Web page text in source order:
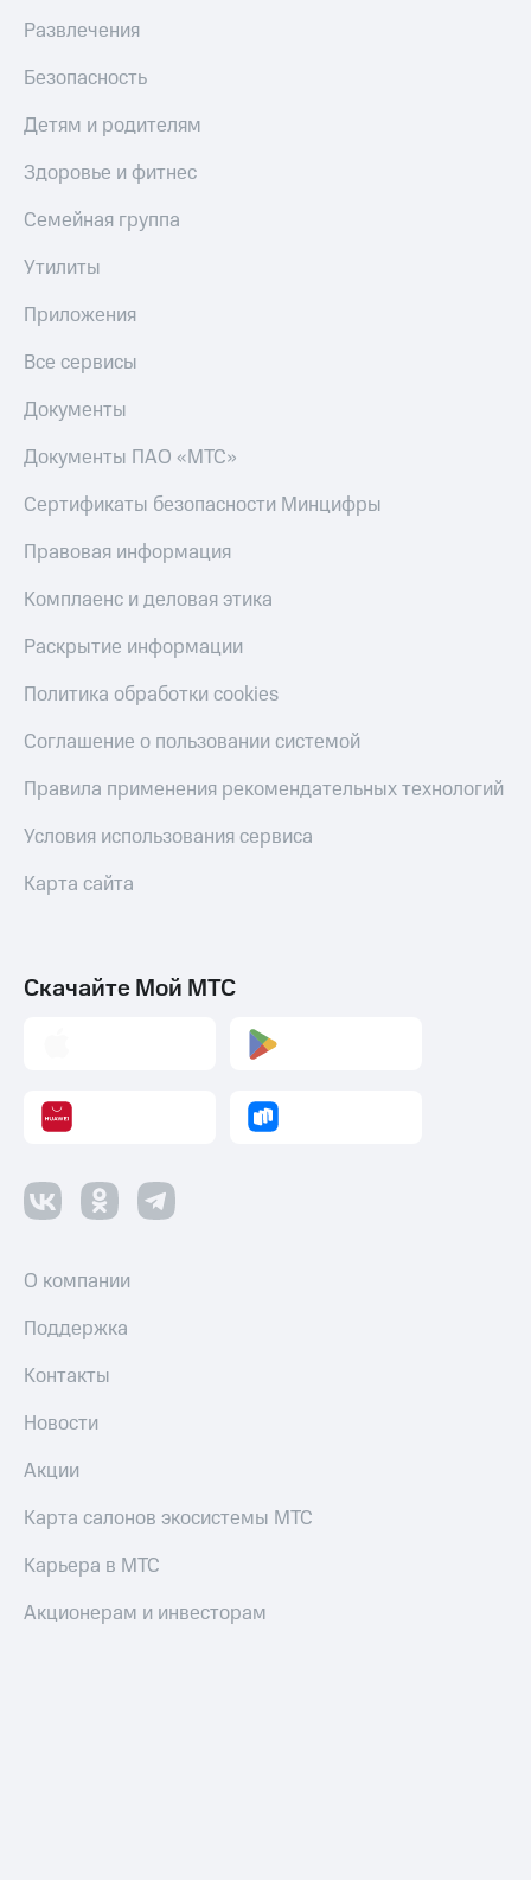
Развлечения
Безопасность
Детям и родителям
Здоровье и фитнес
Семейная группа
Утилиты
Приложения
Все сервисы
Документы
Документы ПАО «МТС»
Сертификаты безопасности Минцифры
Правовая информация
Комплаенс и деловая этика
Раскрытие информации
Политика обработки cookies
Соглашение о пользовании системой
Правила применения рекомендательных технологий
Условия использования сервиса
Карта сайта
Скачайте Мой МТС
О компании
Поддержка
Контакты
Новости
Акции
Карта салонов экосистемы МТС
Карьера в МТС
Акционерам и инвесторам